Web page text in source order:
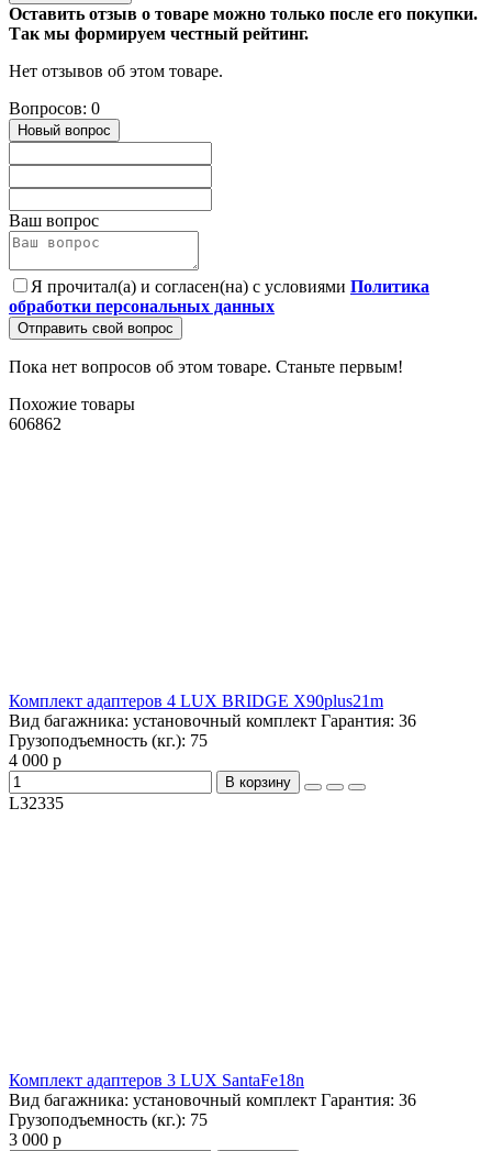
Оставить отзыв о товаре можно только после его покупки.
Так мы формируем честный рейтинг.
Нет отзывов об этом товаре.
Вопросов: 0
Новый вопрос
Ваш вопрос
Я прочитал(а) и согласен(на) с условиями Политика
обработки персональных данных
Отправить свой вопрос
Пока нет вопросов об этом товаре. Станьте первым!
Похожие товары
606862
Комплект адаптеров 4 LUX BRIDGE X90plus21m
Вид багажника: установочный комплект Гарантия: 36
Грузоподъемность (кг.): 75
4 000 р
В корзину
L32335
Комплект адаптеров 3 LUX SantaFe18n
Вид багажника: установочный комплект Гарантия: 36
Грузоподъемность (кг.): 75
3 000 р